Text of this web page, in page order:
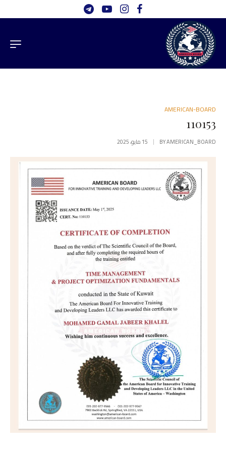
AMERICAN-BOARD
110153
BYAMERICAN_BOARD 15 مايو، 2025